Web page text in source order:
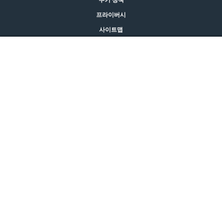
프라이버시
사이트맵